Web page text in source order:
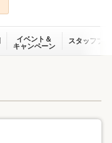
イベント＆
キャンペーン
スタッフブ